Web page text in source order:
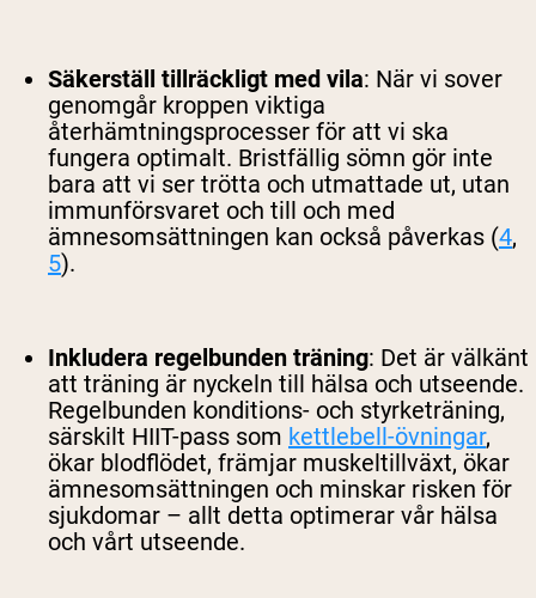
Säkerställ tillräckligt med vila: När vi sover
genomgår kroppen viktiga
återhämtningsprocesser för att vi ska
fungera optimalt. Bristfällig sömn gör inte
bara att vi ser trötta och utmattade ut, utan
immunförsvaret och till och med
ämnesomsättningen kan också påverkas (4,
5).
Inkludera regelbunden träning: Det är välkänt
att träning är nyckeln till hälsa och utseende.
Regelbunden konditions- och styrketräning,
särskilt HIIT-pass som kettlebell-övningar,
ökar blodflödet, främjar muskeltillväxt, ökar
ämnesomsättningen och minskar risken för
sjukdomar – allt detta optimerar vår hälsa
och vårt utseende.